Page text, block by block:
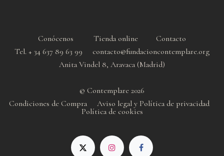
Conócenos Tienda online
Contacto
Tel. + 34 637 89 63 99 contacto@fundacioncontemplare.org
Anita Vindel 8, Aravaca (Madrid)
© Contemplare 2026
Condiciones de Compra
Aviso legal y Política de privacidad
Política de cookies